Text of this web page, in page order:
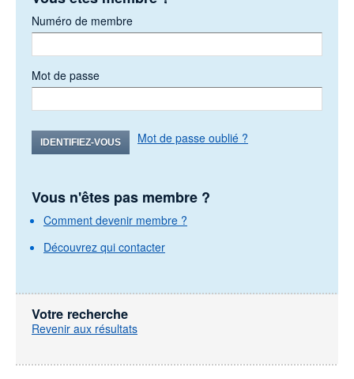
Numéro de membre
Mot de passe
IDENTIFIEZ-VOUS Mot de passe oublié ?
Vous n'êtes pas membre ?
Comment devenir membre ?
Découvrez qui contacter
Votre recherche
Revenir aux résultats